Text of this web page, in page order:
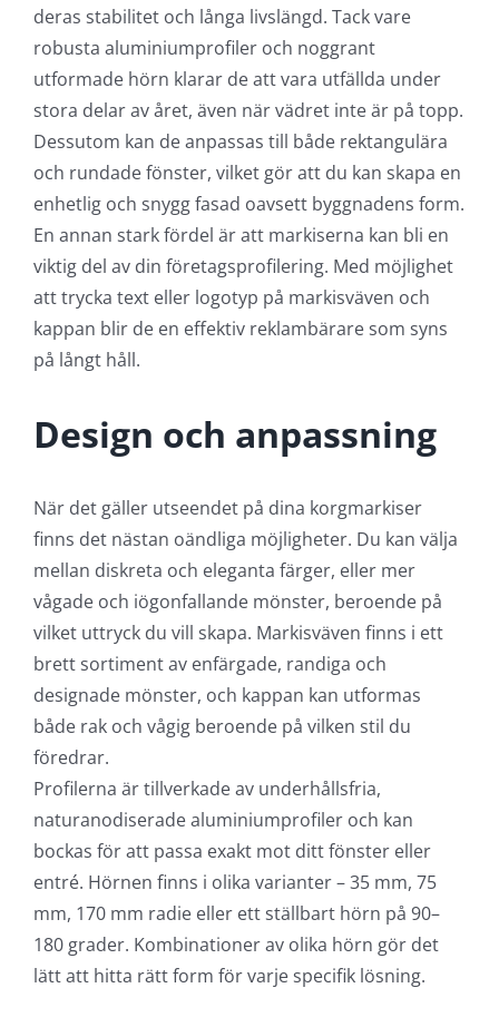
deras stabilitet och långa livslängd. Tack vare
robusta aluminiumprofiler och noggrant
utformade hörn klarar de att vara utfällda under
stora delar av året, även när vädret inte är på topp.
Dessutom kan de anpassas till både rektangulära
och rundade fönster, vilket gör att du kan skapa en
enhetlig och snygg fasad oavsett byggnadens form.
En annan stark fördel är att markiserna kan bli en
viktig del av din företagsprofilering. Med möjlighet
att trycka text eller logotyp på markisväven och
kappan blir de en effektiv reklambärare som syns
på långt håll.
Design och anpassning
När det gäller utseendet på dina korgmarkiser
finns det nästan oändliga möjligheter. Du kan välja
mellan diskreta och eleganta färger, eller mer
vågade och iögonfallande mönster, beroende på
vilket uttryck du vill skapa. Markisväven finns i ett
brett sortiment av enfärgade, randiga och
designade mönster, och kappan kan utformas
både rak och vågig beroende på vilken stil du
föredrar.
Profilerna är tillverkade av underhållsfria,
naturanodiserade aluminiumprofiler och kan
bockas för att passa exakt mot ditt fönster eller
entré. Hörnen finns i olika varianter – 35 mm, 75
mm, 170 mm radie eller ett ställbart hörn på 90–
180 grader. Kombinationer av olika hörn gör det
lätt att hitta rätt form för varje specifik lösning.